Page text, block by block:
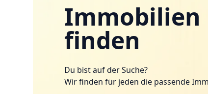
Immobilien
finden
Du bist auf der Suche?
Wir finden für jeden die passende